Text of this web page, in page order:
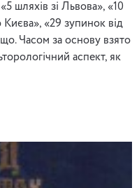
шляхів зі Львова», «10
«29 зупинок від
Часом за основу взято
аспект, як